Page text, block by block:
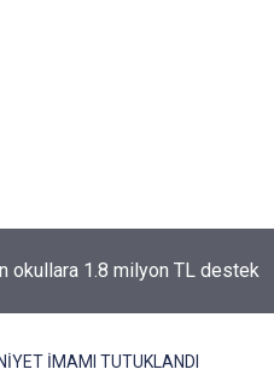
okullara 1.8 milyon TL destek
İMAMI TUTUKLANDI